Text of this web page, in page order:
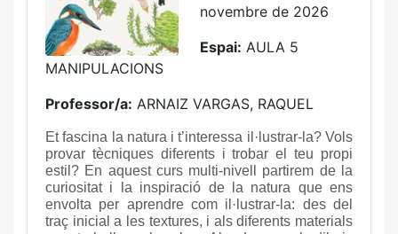
novembre de 2026
Espai: AULA 5
MANIPULACIONS
Professor/a: ARNAIZ VARGAS, RAQUEL
Et fascina la natura i t’interessa il·lustrar-la? Vols
provar tècniques diferents i trobar el teu propi
estil? En aquest curs multi-nivell partirem de la
curiositat i la inspiració de la natura que ens
envolta per aprendre com il·lustrar-la: des del
traç inicial a les textures, i als diferents materials